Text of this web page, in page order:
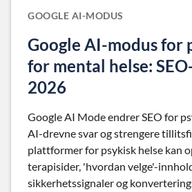
GOOGLE AI-MODUS
Google AI-modus
for mental helse:
2026
Google AI Mode endrer SEO for
AI-drevne svar og strengere
plattformer for psykisk helse kan
terapisider, 'hvordan velge'-
sikkerhetssignaler og